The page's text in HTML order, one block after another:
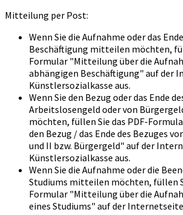
Mitteilung per Post:
Wenn Sie die Aufnahme oder das
Beschäftigung mitteilen möchten,
Formular "Mitteilung über die
abhängigen Beschäftigung" auf der
Künstlersozialkasse aus.
Wenn Sie den Bezug oder das Ende
Arbeitslosengeld oder von
möchten, füllen Sie das PDF-
den Bezug / das Ende des Bezuges
und II bzw. Bürgergeld" auf der
Künstlersozialkasse aus.
Wenn Sie die Aufnahme oder die
Studiums mitteilen möchten, füllen
Formular "Mitteilung über die
eines Studiums" auf der